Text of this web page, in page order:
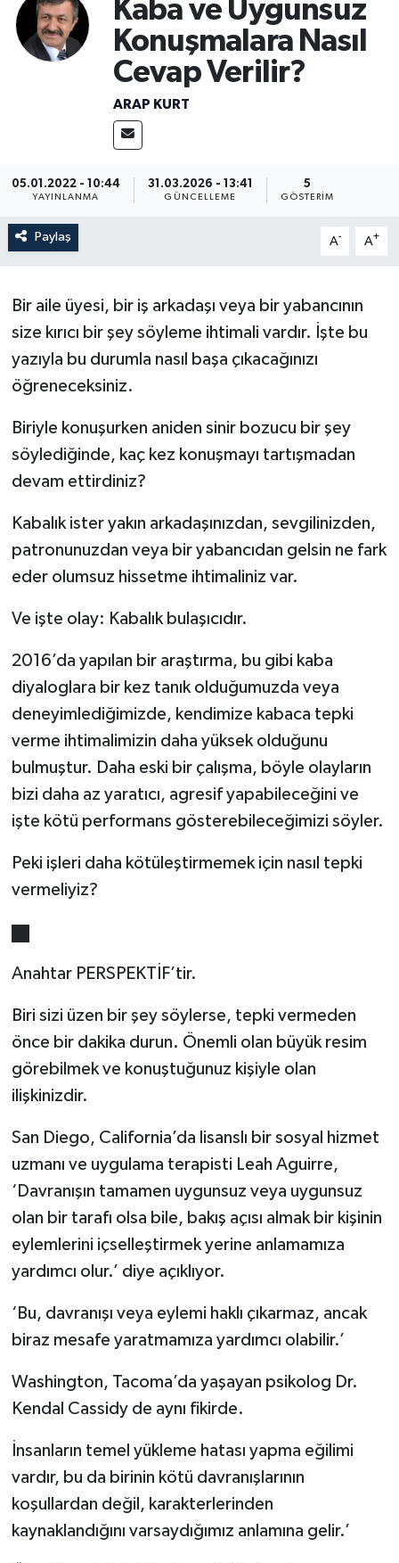
Kaba ve Uygunsuz
Konuşmalara Nasıl
Cevap Verilir?
ARAP KURT
05.01.2022 - 10:44
YAYINLANMA
31.03.2026 - 13:41
GÜNCELLEME
5
GÖSTERIM
Paylaş A- A+
Bir aile üyesi, bir iş arkadaşı veya bir yabancının
size kırıcı bir şey söyleme ihtimali vardır. İşte bu
yazıyla bu durumla nasıl başa çıkacağınızı
öğreneceksiniz.
Biriyle konuşurken aniden sinir bozucu bir şey
söylediğinde, kaç kez konuşmayı tartışmadan
devam ettirdiniz?
Kabalık ister yakın arkadaşınızdan, sevgilinizden,
patronunuzdan veya bir yabancıdan gelsin ne fark
eder olumsuz hissetme ihtimaliniz var.
Ve işte olay: Kabalık bulaşıcıdır.
2016’da yapılan bir araştırma, bu gibi kaba
diyaloglara bir kez tanık olduğumuzda veya
deneyimlediğimizde, kendimize kabaca tepki
verme ihtimalimizin daha yüksek olduğunu
bulmuştur. Daha eski bir çalışma, böyle olayların
bizi daha az yaratıcı, agresif yapabileceğini ve
işte kötü performans gösterebileceğimizi söyler.
Peki işleri daha kötüleştirmemek için nasıl tepki
vermeliyiz?
Anahtar PERSPEKTİF’tir.
Biri sizi üzen bir şey söylerse, tepki vermeden
önce bir dakika durun. Önemli olan büyük resim
görebilmek ve konuştuğunuz kişiyle olan
ilişkinizdir.
San Diego, California’da lisanslı bir sosyal hizmet
uzmanı ve uygulama terapisti Leah Aguirre,
‘Davranışın tamamen uygunsuz veya uygunsuz
olan bir tarafı olsa bile, bakış açısı almak bir kişinin
eylemlerini içselleştirmek yerine anlamamıza
yardımcı olur.’ diye açıklıyor.
‘Bu, davranışı veya eylemi haklı çıkarmaz, ancak
biraz mesafe yaratmamıza yardımcı olabilir.’
Washington, Tacoma’da yaşayan psikolog Dr.
Kendal Cassidy de aynı fikirde.
İnsanların temel yükleme hatası yapma eğilimi
vardır, bu da birinin kötü davranışlarının
koşullardan değil, karakterlerinden
kaynaklandığını varsaydığımız anlamına gelir.’